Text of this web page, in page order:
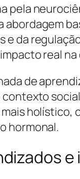
pela
abordagem
e da
real
de
contexto
holístico,
hormonal.